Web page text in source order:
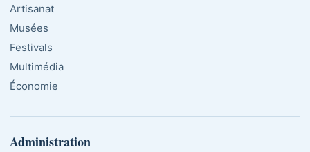
Artisanat
Musées
Festivals
Multimédia
Économie
Administration